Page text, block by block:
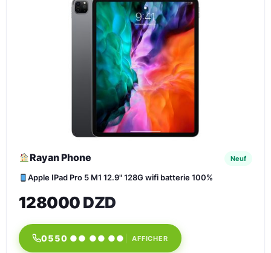
Rayan Phone Neuf
Apple IPad Pro 5 M1 12.9" 128G wifi batterie 100%
128000 DZD
0550 ●● ●● ●● AFFICHER